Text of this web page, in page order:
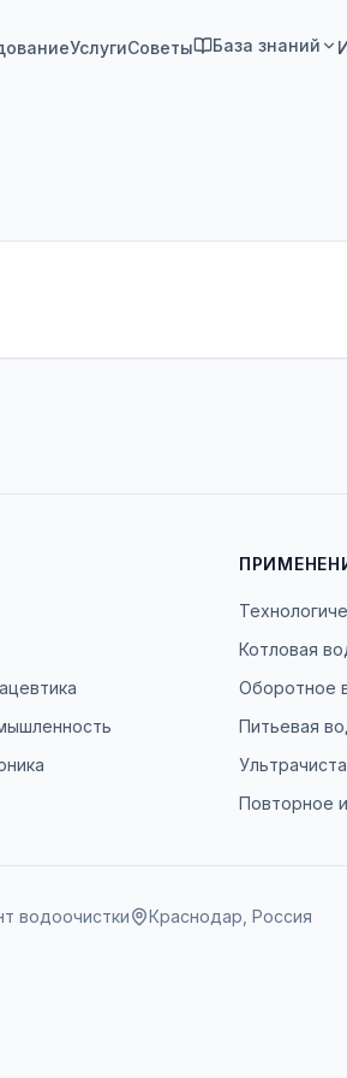
УслугиСоветы База знаний
Котловая
Оборотное
Питьевая
Повторное
водоочистки Краснодар, Россия